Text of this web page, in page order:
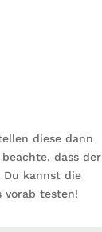
diese dann
dass der
kannst die
vorab testen!